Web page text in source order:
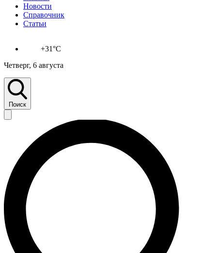
Новости
Справочник
Статьи
+31°C
Четверг, 6 августа
Поиск